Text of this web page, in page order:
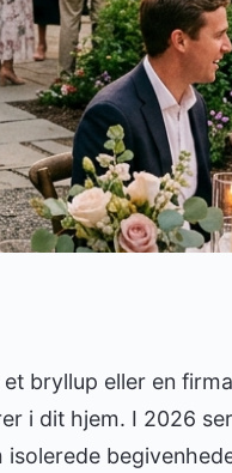
bryllup eller en
i dit hjem. I 2026